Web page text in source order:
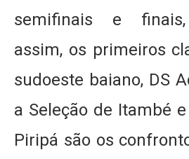
semifinais e finais,
assim, os primeiros
sudoeste baiano, DS
a Seleção de Itambé
Piripá são os